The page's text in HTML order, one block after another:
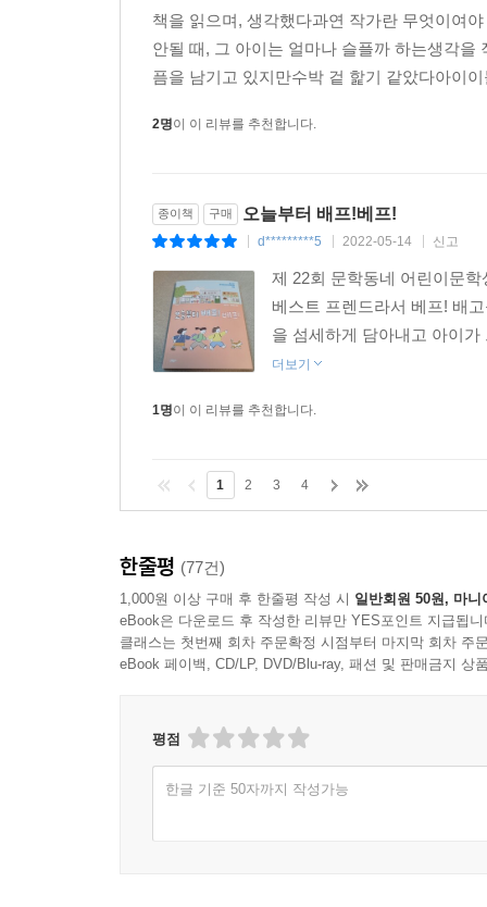
책을 읽으며, 생각했다과연 작가란 무엇이여
안될 때, 그 아이는 얼마나 슬플까 하는생각
픔을 남기고 있지만수박 겉 핥기 같았다아이
2명이 이 리뷰를 추천합니다.
종이책 구매 오늘부터 배프!베프!
d*********5 2022-05-14 신고
제 22회 문학동네 어린이문
베스트 프렌드라서 베프! 배
을 섬세하게 담아내고 아이
더보기
1명이 이 리뷰를 추천합니다.
1 2 3 4
한줄평 (77건)
1,000원 이상 구매 후 한줄평 작성 시 일반회원 50원, 마니
eBook은 다운로드 후 작성한 리뷰만 YES포인트 지급됩니
클래스는 첫번째 회차 주문확정 시점부터 마지막 회차 주
eBook 페이백, CD/LP, DVD/Blu-ray, 패션 및 판매금지 상
평점
한글 기준 50자까지 작성가능